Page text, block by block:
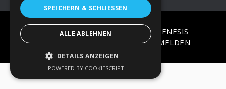
COPYRIGHT © 2026 · ON
GENESIS
FRAMEWORK·WORDPRESS·ANMELDEN
SPEICHERN & SCHLIESSEN
ALLE ABLEHNEN
DETAILS ANZEIGEN
POWERED BY COOKIESCRIPT